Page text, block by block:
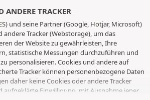
ANDERE TRACKER
und seine Partner (Google, Hotjar, Microsoft)
andere Tracker (Webstorage), um das
der Website zu gewährleisten, Ihre
statistische Messungen durchzuführen und
personalisieren. Cookies und andere auf
Tracker können personenbezogene Daten
daher keine Cookies oder andere Tracker
aufgeklärte Einwilligung, mit Ausnahme jener,